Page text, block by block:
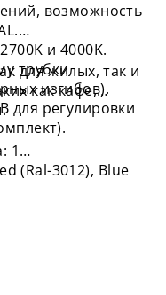
возможность
и 4000K.
трубки
изгибов).
для регулировки
для жилых, так и
как кафе,
1
(Ral-3012), Blue
Blue (Ral-6027),